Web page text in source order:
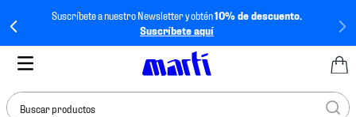
Suscríbete a nuestro Newsletter y obtén10% de descuento.
Suscríbete aquí
Buscar productos